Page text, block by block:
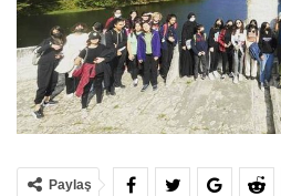
Paylaş